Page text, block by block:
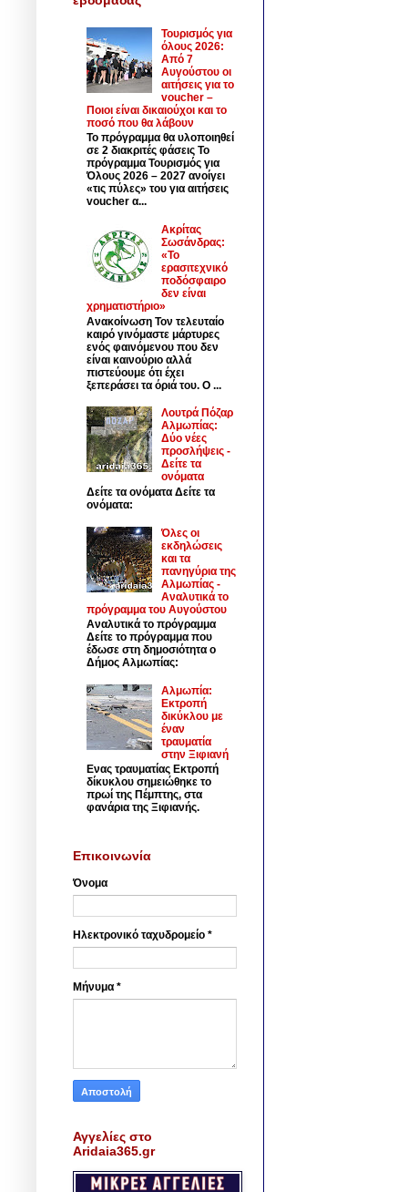
Τουρισμός για
όλους 2026:
Από 7
Αυγούστου οι
αιτήσεις για το
voucher –
Ποιοι είναι δικαιούχοι και το
ποσό που θα λάβουν
Το πρόγραμμα θα υλοποιηθεί
σε 2 διακριτές φάσεις Το
πρόγραμμα Τουρισμός για
Όλους 2026 – 2027 ανοίγει
«τις πύλες» του για αιτήσεις
voucher α...
Ακρίτας
Σωσάνδρας:
«Το
ερασιτεχνικό
ποδόσφαιρο
δεν είναι
χρηματιστήριο»
Ανακοίνωση Τον τελευταίο
καιρό γινόμαστε μάρτυρες
ενός φαινόμενου που δεν
είναι καινούριο αλλά
πιστεύουμε ότι έχει
ξεπεράσει τα όριά του. Ο ...
Λουτρά Πόζαρ
Αλμωπίας:
Δύο νέες
προσλήψεις -
Δείτε τα
ονόματα
Δείτε τα ονόματα Δείτε τα
ονόματα:
Όλες οι
εκδηλώσεις
και τα
πανηγύρια της
Αλμωπίας -
Αναλυτικά το
πρόγραμμα του Αυγούστου
Αναλυτικά το πρόγραμμα
Δείτε το πρόγραμμα που
έδωσε στη δημοσιότητα ο
Δήμος Αλμωπίας:
Αλμωπία:
Εκτροπή
δικύκλου με
έναν
τραυματία
στην Ξιφιανή
Ενας τραυματίας Εκτροπή
δίκυκλου σημειώθηκε το
πρωί της Πέμπτης, στα
φανάρια της Ξιφιανής.
Επικοινωνία
Όνομα
Ηλεκτρονικό ταχυδρομείο *
Μήνυμα *
Αγγελίες στο
Aridaia365.gr